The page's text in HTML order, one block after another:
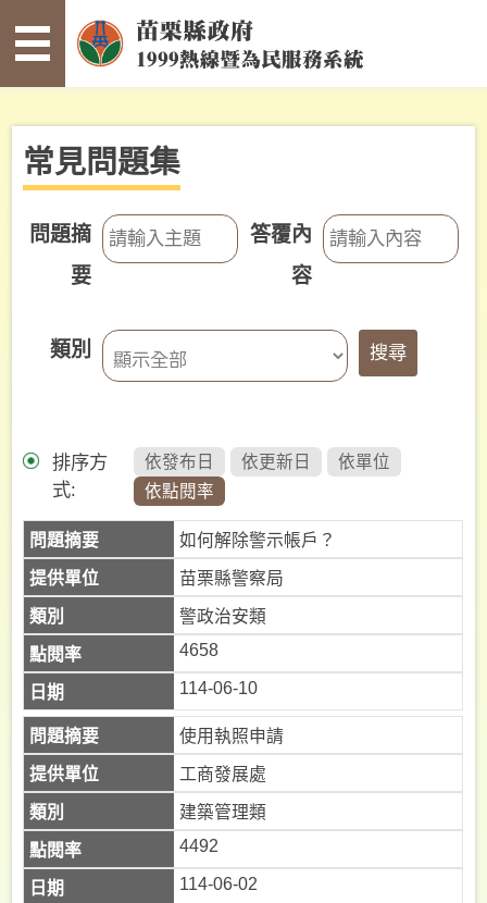
跳到主要內容區塊
問
寫
給
件
未
確
認
信
件
查
詢
密
碼
查
詢
縣
民
熱
線
1999
常見問題集
問題摘
要
答覆內
容
類別
排序方
式:
如何解除警示帳戶？
苗栗縣警察局
警政治安類
4658
114-06-10
使用執照申請
工商發展處
建築管理類
4492
114-06-02